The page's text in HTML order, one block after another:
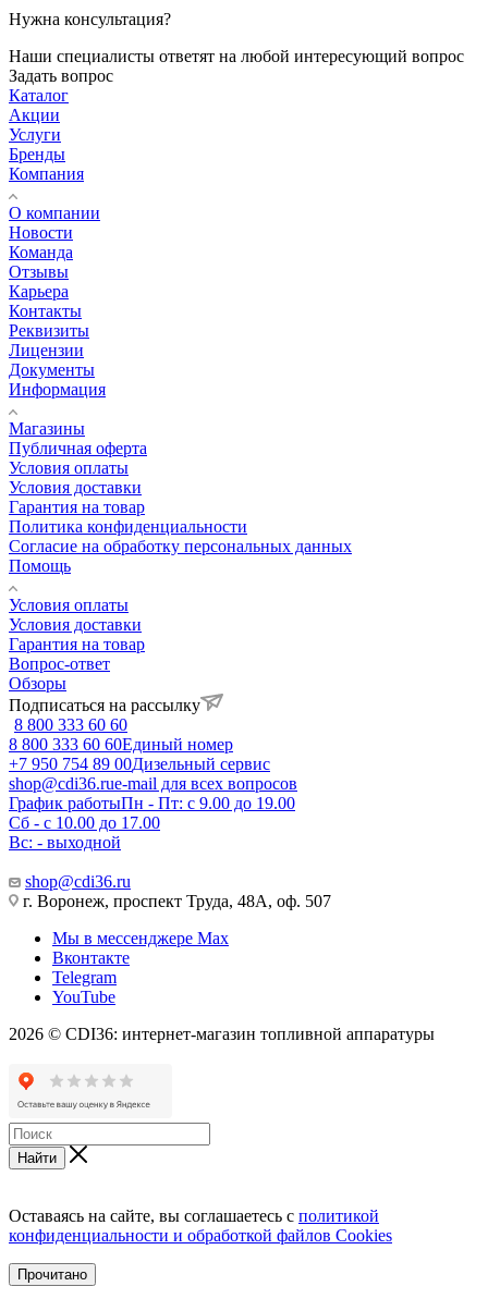
Нужна консультация?
Наши специалисты ответят на любой интересующий вопрос
Задать вопрос
Каталог
Акции
Услуги
Бренды
Компания
О компании
Новости
Команда
Отзывы
Карьера
Контакты
Реквизиты
Лицензии
Документы
Информация
Магазины
Публичная оферта
Условия оплаты
Условия доставки
Гарантия на товар
Политика конфиденциальности
Согласие на обработку персональных данных
Помощь
Условия оплаты
Условия доставки
Гарантия на товар
Вопрос-ответ
Обзоры
Подписаться на рассылку
8 800 333 60 60
8 800 333 60 60Единый номер
+7 950 754 89 00Дизельный сервис
shop@cdi36.rue-mail для всех вопросов
График работыПн - Пт: с 9.00 до 19.00
Сб - с 10.00 до 17.00
Вс: - выходной
shop@cdi36.ru
г. Воронеж, проспект Труда, 48А, оф. 507
Мы в мессенджере Max
Вконтакте
Telegram
YouTube
2026 © CDI36: интернет-магазин топливной аппаратуры
Найти
Оставаясь на сайте, вы соглашаетесь с политикой
конфиденциальности и обработкой файлов Cookies
Прочитано